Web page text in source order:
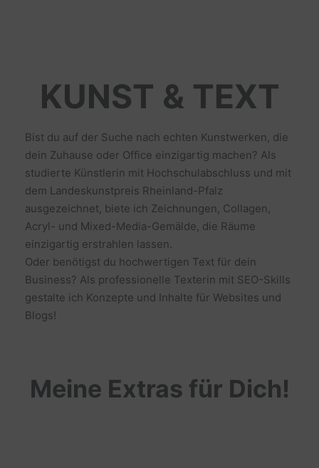
KUNST & TEXT
Bist du auf der Suche nach echten Kunstwerken, die
dein Zuhause oder Office einzigartig machen? Als
studierte Künstlerin mit Hochschulabschluss und mit
dem Landeskunstpreis Rheinland-Pfalz
ausgezeichnet, biete ich Zeichnungen, Collagen,
Acryl- und Mixed-Media-Gemälde, die Räume
einzigartig erstrahlen lassen.
Oder benötigst du hochwertigen Text für dein
Business? Als professionelle Texterin mit SEO-Skills
gestalte ich Konzepte und Inhalte für Websites und
Blogs!
Meine Extras für Dich!